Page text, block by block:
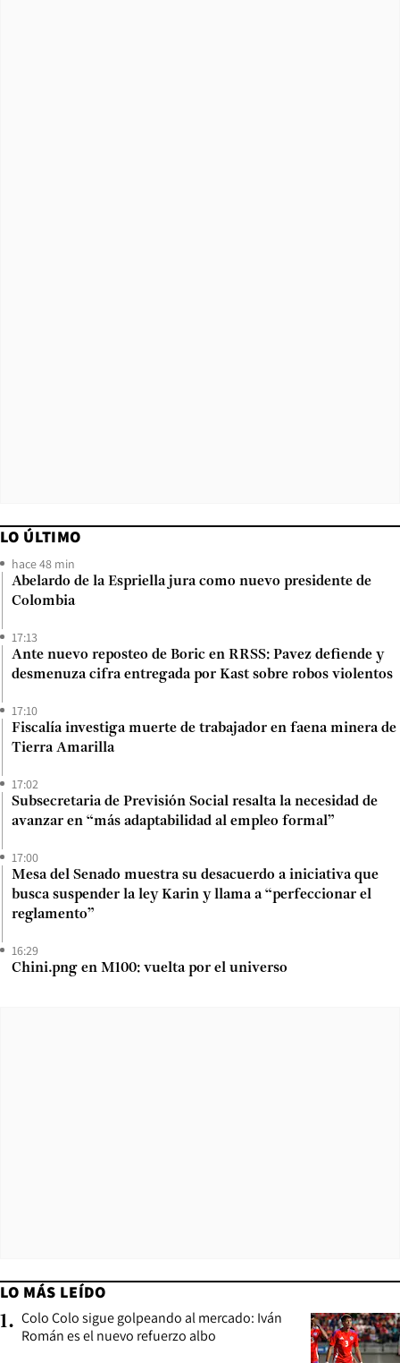
LO ÚLTIMO
hace 48 min
Abelardo de la Espriella jura como nuevo presidente de
Colombia
17:13
Ante nuevo reposteo de Boric en RRSS: Pavez defiende y
desmenuza cifra entregada por Kast sobre robos violentos
17:10
Fiscalía investiga muerte de trabajador en faena minera de
Tierra Amarilla
17:02
Subsecretaria de Previsión Social resalta la necesidad de
avanzar en “más adaptabilidad al empleo formal”
17:00
Mesa del Senado muestra su desacuerdo a iniciativa que
busca suspender la ley Karin y llama a “perfeccionar el
reglamento”
16:29
Chini.png en M100: vuelta por el universo
LO MÁS LEÍDO
1. Colo Colo sigue golpeando al mercado: Iván
Román es el nuevo refuerzo albo